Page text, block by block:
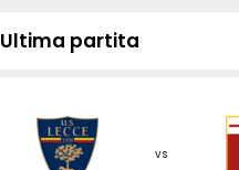
Ultima partita
vs